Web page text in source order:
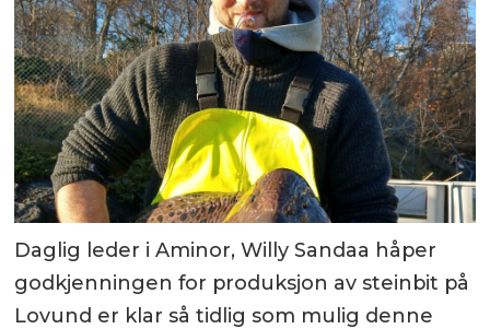
Daglig leder i Aminor, Willy Sandaa håper
godkjenningen for produksjon av steinbit på
Lovund er klar så tidlig som mulig denne